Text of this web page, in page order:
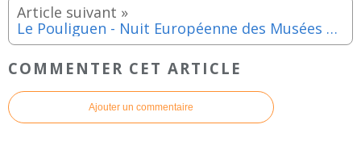
Le Pouliguen - Nuit Européenne des Musées en présence de l’artiste Yu Jen-chih - Samedi 17 mai 2025
COMMENTER CET ARTICLE
Ajouter un commentaire